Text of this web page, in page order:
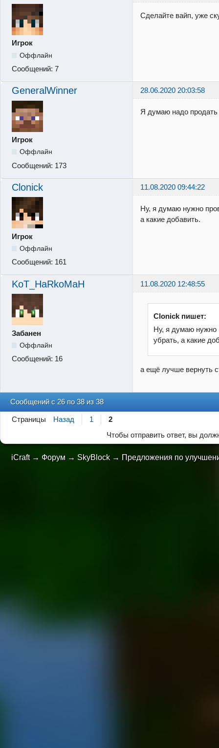
Игрок
Оффлайн
Сообщений: 7
Сделайте вайп, уже
GeneralWinner 28.06.2020 20:03:58
Игрок
Оффлайн
Сообщений: 173
Я думаю надо продать
Clonick 11.08.2020 09:44:22
Игрок
Оффлайн
Сообщений: 161
Ну, я думаю нужно
а какие добавить.
KoT_HaRkoMaH 11.08.2020 12:48:55
Забанен
Оффлайн
Сообщений: 16
Clonick пишет:
Ну, я думаю нужно
убрать, а какие
а ещё лучше вернуть
Сообщений с 26 по 38 из 38
Страницы Назад 1
2
Чтобы отправить ответ, вы
iCraft → Форум → SkyBlock → Предложения по